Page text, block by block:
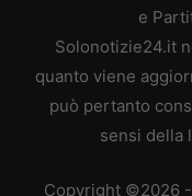
e
Solonotizie24.it
quanto viene
può pertanto
sensi della
Copyright ©2026